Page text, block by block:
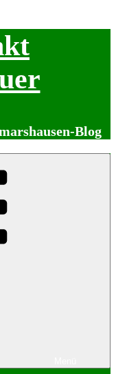
Blog